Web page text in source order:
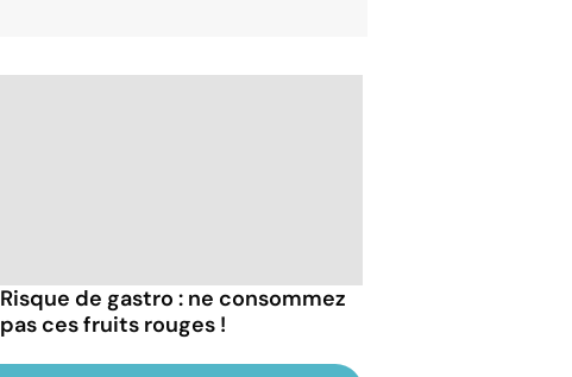
Risque de gastro : ne consommez
pas ces fruits rouges !